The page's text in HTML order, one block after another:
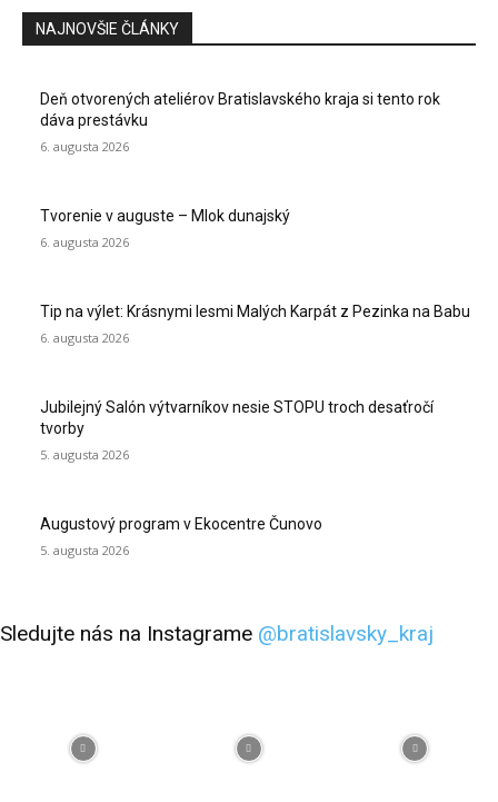
NAJNOVŠIE ČLÁNKY
Deň otvorených ateliérov Bratislavského kraja si tento rok
dáva prestávku
6. augusta 2026
Tvorenie v auguste – Mlok dunajský
6. augusta 2026
Tip na výlet: Krásnymi lesmi Malých Karpát z Pezinka na Babu
6. augusta 2026
Jubilejný Salón výtvarníkov nesie STOPU troch desaťročí
tvorby
5. augusta 2026
Augustový program v Ekocentre Čunovo
5. augusta 2026
Sledujte nás na Instagrame @bratislavsky_kraj